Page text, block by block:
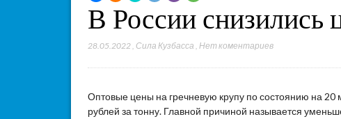
В России снизились
28.05.2022 Сила Кузбасса ,Нет коментариев
Оптовые цены на гречневую крупу по состоянию на 20
рублей за тонну. Главной причиной называется